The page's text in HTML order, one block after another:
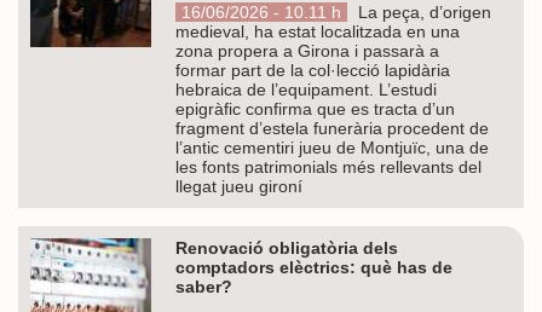
16/06/2026 - 10.11 h
La peça, d’origen
medieval, ha estat localitzada en una
zona propera a Girona i passarà a
formar part de la col·lecció lapidària
hebraica de l’equipament. L’estudi
epigràfic confirma que es tracta d’un
fragment d’estela funerària procedent de
l’antic cementiri jueu de Montjuïc, una de
les fonts patrimonials més rellevants del
llegat jueu gironí
Renovació obligatòria dels
comptadors elèctrics: què has de
saber?